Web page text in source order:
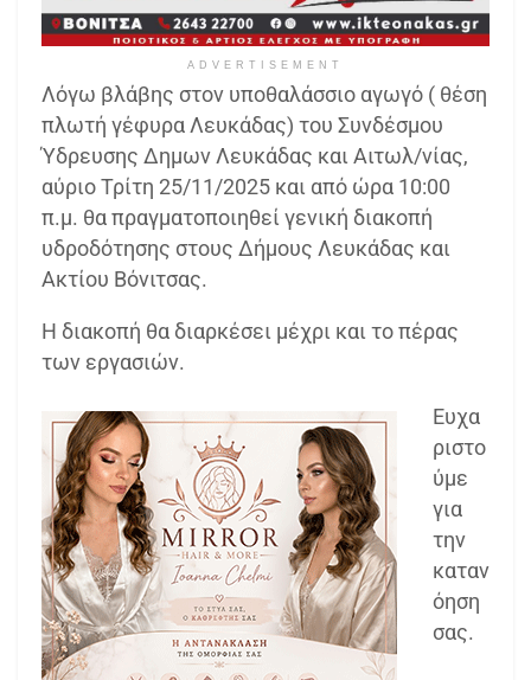
ADVERTISEMENT
Λόγω βλάβης στον υποθαλάσσιο αγωγό ( θέση
πλωτή γέφυρα Λευκάδας) του Συνδέσμου
Ύδρευσης Δημων Λευκάδας και Αιτωλ/νίας,
αύριο Τρίτη 25/11/2025 και από ώρα 10:00
π.μ. θα πραγματοποιηθεί γενική διακοπή
υδροδότησης στους Δήμους Λευκάδας και
Ακτίου Βόνιτσας.
Η διακοπή θα διαρκέσει μέχρι και το πέρας
των εργασιών.
Ευχα
ριστο
ύμε
για
την
καταν
όηση
σας.